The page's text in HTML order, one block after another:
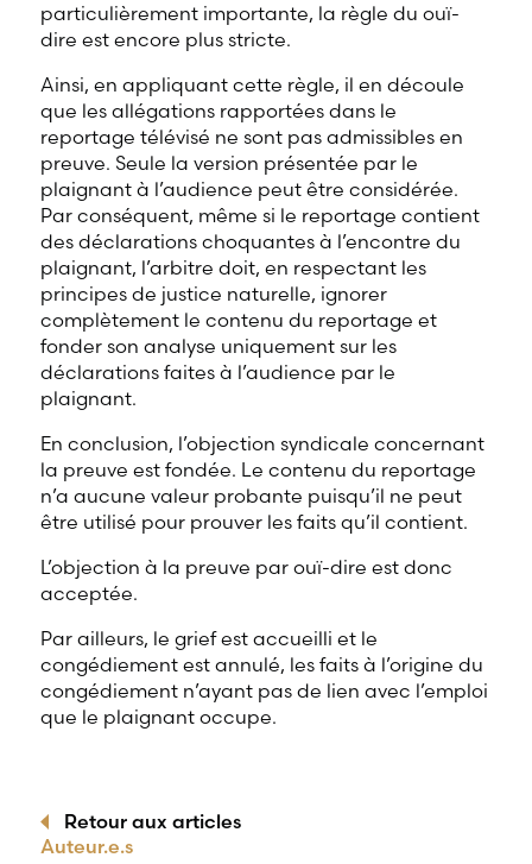
particulièrement importante, la règle du ouï-
dire est encore plus stricte.
Ainsi, en appliquant cette règle, il en découle
que les allégations rapportées dans le
reportage télévisé ne sont pas admissibles en
preuve. Seule la version présentée par le
plaignant à l’audience peut être considérée.
Par conséquent, même si le reportage contient
des déclarations choquantes à l’encontre du
plaignant, l’arbitre doit, en respectant les
principes de justice naturelle, ignorer
complètement le contenu du reportage et
fonder son analyse uniquement sur les
déclarations faites à l’audience par le
plaignant.
En conclusion, l’objection syndicale concernant
la preuve est fondée. Le contenu du reportage
n’a aucune valeur probante puisqu’il ne peut
être utilisé pour prouver les faits qu’il contient.
L’objection à la preuve par ouï-dire est donc
acceptée.
Par ailleurs, le grief est accueilli et le
congédiement est annulé, les faits à l’origine du
congédiement n’ayant pas de lien avec l’emploi
que le plaignant occupe.
Retour aux articles
Auteur.e.s